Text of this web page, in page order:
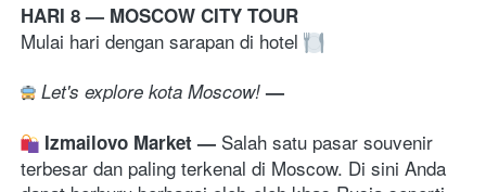
HARI 8 — MOSCOW CITY TOUR
Mulai hari dengan sarapan di hotel
Let's explore kota Moscow! —
Izmailovo Market — Salah satu pasar souvenir
terbesar dan paling terkenal di Moscow. Di sini Anda